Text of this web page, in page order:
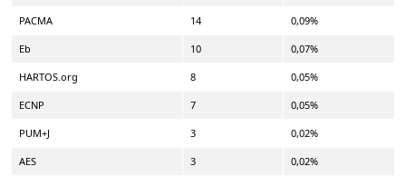
PACMA 14 0,09%
Eb 10 0,07%
HARTOS.org 8 0,05%
ECNP 7 0,05%
PUM+J 3 0,02%
AES 3 0,02%